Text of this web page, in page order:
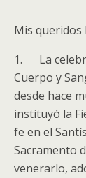
Mis queridos
1. La
Cuerpo y
desde hace
instituyó la
fe en el
Sacramento
venerarlo,